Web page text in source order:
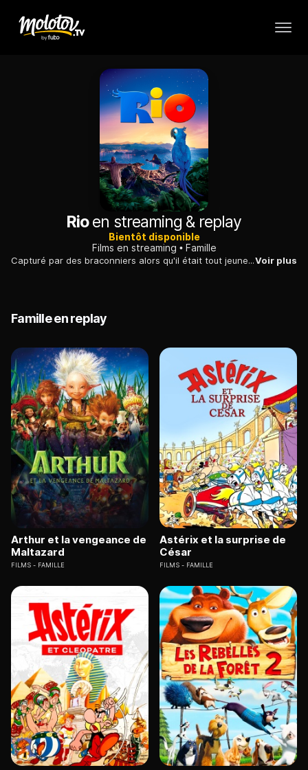
Rioen streaming & replay
Bientôt disponible
Films en streaming
Famille
Capturé par des braconniers alors qu'il était tout jeune, Blu, un ara, n'a jamais appris à voler et vit une vie heureuse dans le Minnesota avec Linda son amie humaine. On pense que Blu est le dernier de son espèce. Mais quand il apprend que Jewel, une femelle ara, vit à Rio de Janeiro, Blu va la rencontrer avec Linda.Voir plus
Famille en replay
Arthur et la vengeance de
Maltazard
FILMS FAMILLE
Astérix et la surprise de
César
FILMS FAMILLE